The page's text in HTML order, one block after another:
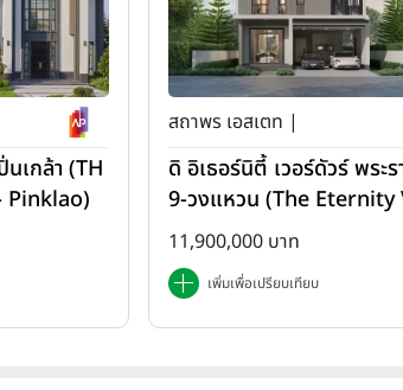
ลยค่ะ
เกล้า (TH
Pinklao)
สถาพร เอสเตท |
ดิ อิเธอร์นิตี้ เวอร์ดัวร์ พระร
9-วงแหวน (The Eternity
rdure Rama 9-Wongwae
n)
11,900,000 บาท
เพิ่มเพื่อเปรียบเทียบ